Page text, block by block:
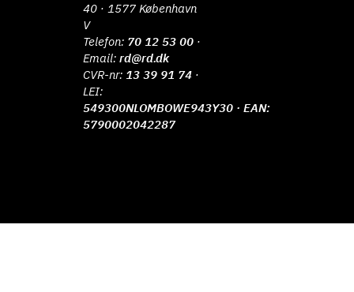
40 · 1577 København
V
Telefon: 70 12 53 00 ·
Email:rd@rd.dk
CVR-nr: 13 39 91 74 ·
LEI:
549300NLOMBOWE943Y30 · EAN:
5790002042287